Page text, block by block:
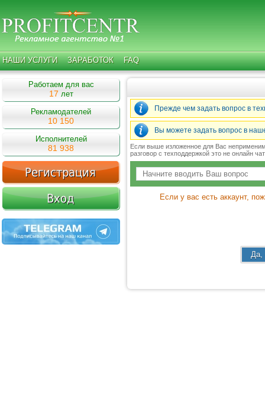
НАШИ УСЛУГИ ЗАРАБОТОК FAQ
Работаем для вас
17 лет
Рекламодателей
10 150
Исполнителей
81 938
Прежде чем задать вопрос в
Вы можете задать вопрос в
Если выше изложенное для Вас
разговор с техподдержкой это не онлайн
Если у вас есть аккаунт,
Да,